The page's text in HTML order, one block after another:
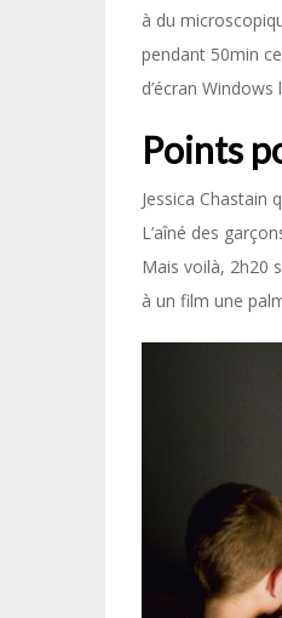
à du
pendant 50min
d’écran
Points
Jessica Chastain
L’aîné des
Mais voilà, 2h20
à un film une